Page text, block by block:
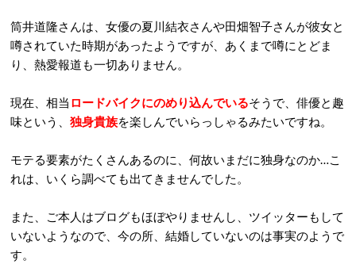
筒井道隆さんは、女優の夏川結衣さんや田畑智子さんが彼女と
噂されていた時期があったようですが、あくまで噂にとどま
り、熱愛報道も一切ありません。
現在、相当 ロードバイクにのめり込んでいるそうで、俳優と趣
味という、 独身貴族を楽しんでいらっしゃるみたいですね。
モテる要素がたくさんあるのに、何故いまだに独身なのか…こ
れは、いくら調べても出てきませんでした。
また、ご本人はブログもほぼやりませんし、ツイッターもして
いないようなので、今の所、結婚していないのは事実のようで
す。